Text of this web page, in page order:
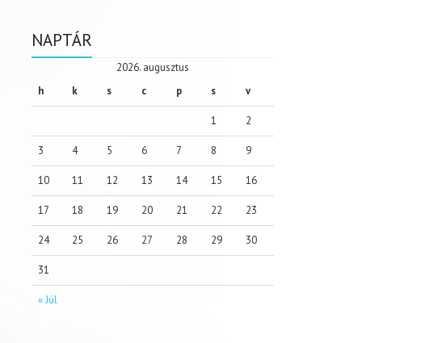
NAPTÁR
2026. augusztus
h
k s c p s v
« Júl
1 2
3 4 5 6 7 8 9
10 11 12 13 14 15 16
17 18 19 20 21 22 23
24 25 26 27 28 29 30
31